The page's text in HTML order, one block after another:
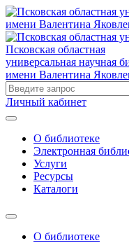
Псковская областная
универсальная научная
имени Валентина
Личный кабинет
О библиотеке
Электронная
Услуги
Ресурсы
Каталоги
О библиотеке